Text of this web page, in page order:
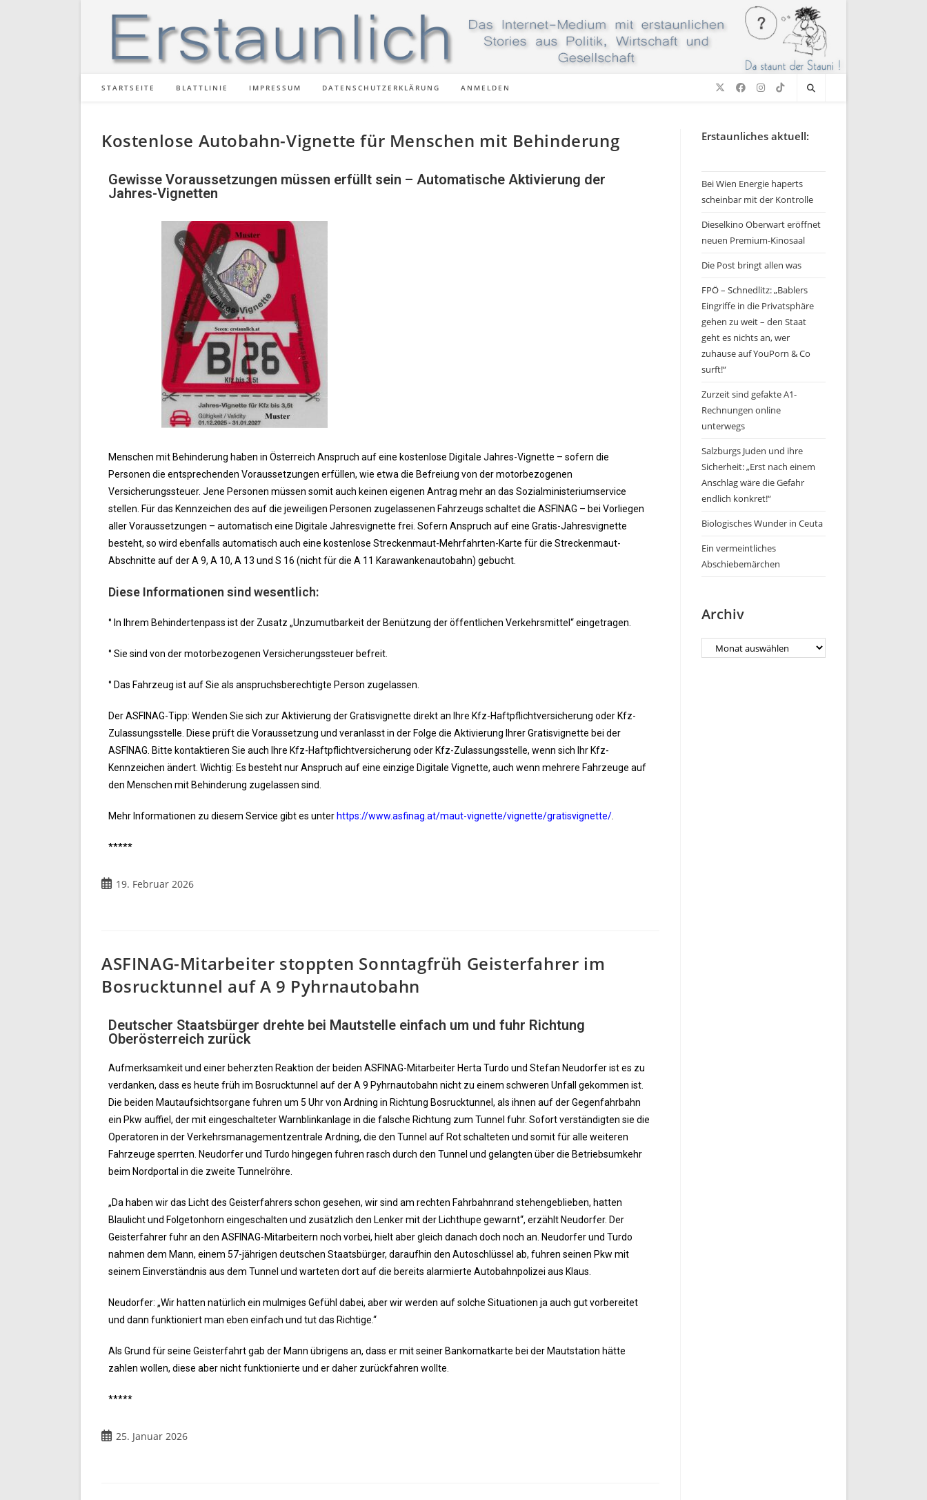
STARTSEITE BLATTLINIE IMPRESSUM DATENSCHUTZERKLÄRUNG ANMELDEN
Kostenlose Autobahn-Vignette für Menschen mit Behinderung
Gewisse Voraussetzungen müssen erfüllt sein – Automatische Aktivierung der
Jahres-Vignetten
Menschen mit Behinderung haben in Österreich Anspruch auf eine kostenlose Digitale Jahres-Vignette – sofern die
Personen die entsprechenden Voraussetzungen erfüllen, wie etwa die Befreiung von der motorbezogenen
Versicherungssteuer. Jene Personen müssen somit auch keinen eigenen Antrag mehr an das Sozialministeriumservice
stellen. Für das Kennzeichen des auf die jeweiligen Personen zugelassenen Fahrzeugs schaltet die ASFINAG – bei Vorliegen
aller Voraussetzungen – automatisch eine Digitale Jahresvignette frei. Sofern Anspruch auf eine Gratis-Jahresvignette
besteht, so wird ebenfalls automatisch auch eine kostenlose Streckenmaut-Mehrfahrten-Karte für die Streckenmaut-
Abschnitte auf der A 9, A 10, A 13 und S 16 (nicht für die A 11 Karawankenautobahn) gebucht.
Diese Informationen sind wesentlich:
° In Ihrem Behindertenpass ist der Zusatz „Unzumutbarkeit der Benützung der öffentlichen Verkehrsmittel“ eingetragen.
° Sie sind von der motorbezogenen Versicherungssteuer befreit.
° Das Fahrzeug ist auf Sie als anspruchsberechtigte Person zugelassen.
Der ASFINAG-Tipp: Wenden Sie sich zur Aktivierung der Gratisvignette direkt an Ihre Kfz-Haftpflichtversicherung oder Kfz-
Zulassungsstelle. Diese prüft die Voraussetzung und veranlasst in der Folge die Aktivierung Ihrer Gratisvignette bei der
ASFINAG. Bitte kontaktieren Sie auch Ihre Kfz-Haftpflichtversicherung oder Kfz-Zulassungsstelle, wenn sich Ihr Kfz-
Kennzeichen ändert. Wichtig: Es besteht nur Anspruch auf eine einzige Digitale Vignette, auch wenn mehrere Fahrzeuge auf
den Menschen mit Behinderung zugelassen sind.
Mehr Informationen zu diesem Service gibt es unter https://www.asfinag.at/maut-vignette/vignette/gratisvignette/
*****
19. Februar 2026
ASFINAG-Mitarbeiter stoppten Sonntagfrüh Geisterfahrer im
Bosrucktunnel auf A 9 Pyhrnautobahn
Deutscher Staatsbürger drehte bei Mautstelle einfach um und fuhr Richtung
Oberösterreich zurück
Aufmerksamkeit und einer beherzten Reaktion der beiden ASFINAG-Mitarbeiter Herta Turdo und Stefan Neudorfer ist es zu
verdanken, dass es heute früh im Bosrucktunnel auf der A 9 Pyhrnautobahn nicht zu einem schweren Unfall gekommen ist.
Die beiden Mautaufsichtsorgane fuhren um 5 Uhr von Ardning in Richtung Bosrucktunnel, als ihnen auf der Gegenfahrbahn
ein Pkw auffiel, der mit eingeschalteter Warnblinkanlage in die falsche Richtung zum Tunnel fuhr. Sofort verständigten sie die
Operatoren in der Verkehrsmanagementzentrale Ardning, die den Tunnel auf Rot schalteten und somit für alle weiteren
Fahrzeuge sperrten. Neudorfer und Turdo hingegen fuhren rasch durch den Tunnel und gelangten über die Betriebsumkehr
beim Nordportal in die zweite Tunnelröhre.
„Da haben wir das Licht des Geisterfahrers schon gesehen, wir sind am rechten Fahrbahnrand stehengeblieben, hatten
Blaulicht und Folgetonhorn eingeschalten und zusätzlich den Lenker mit der Lichthupe gewarnt“, erzählt Neudorfer. Der
Geisterfahrer fuhr an den ASFINAG-Mitarbeitern noch vorbei, hielt aber gleich danach doch noch an. Neudorfer und Turdo
nahmen dem Mann, einem 57-jährigen deutschen Staatsbürger, daraufhin den Autoschlüssel ab, fuhren seinen Pkw mit
seinem Einverständnis aus dem Tunnel und warteten dort auf die bereits alarmierte Autobahnpolizei aus Klaus.
Neudorfer: „Wir hatten natürlich ein mulmiges Gefühl dabei, aber wir werden auf solche Situationen ja auch gut vorbereitet
und dann funktioniert man eben einfach und tut das Richtige.“
Als Grund für seine Geisterfahrt gab der Mann übrigens an, dass er mit seiner Bankomatkarte bei der Mautstation hätte
zahlen wollen, diese aber nicht funktionierte und er daher zurückfahren wollte.
*****
25. Januar 2026
Erstaunliches aktuell:
Bei Wien Energie haperts
scheinbar mit der Kontrolle
Dieselkino Oberwart eröffnet
neuen Premium-Kinosaal
Die Post bringt allen was
FPÖ – Schnedlitz: „Bablers
Eingriffe in die Privatsphäre
gehen zu weit – den Staat
geht es nichts an, wer
zuhause auf YouPorn & Co
surft!“
Zurzeit sind gefakte A1-
Rechnungen online
unterwegs
Salzburgs Juden und ihre
Sicherheit: „Erst nach einem
Anschlag wäre die Gefahr
endlich konkret!“
Biologisches Wunder in Ceuta
Ein vermeintliches
Abschiebemärchen
Archiv